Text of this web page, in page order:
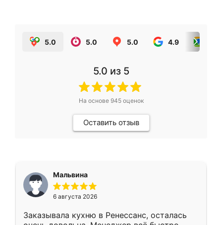
5.0 5.0 5.0 4.9
5.0 из 5
На основе 945оценок
Оставить отзыв
Мальвина
6 августа 2026
Заказывала кухню в Ренессанс, осталась